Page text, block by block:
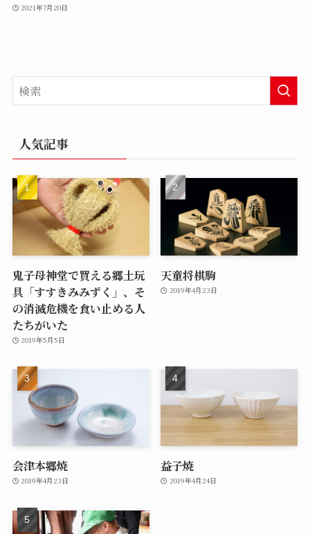
2021年7月20日
人気記事
鬼子母神堂で買える郷土玩
具「すすきみみずく」、そ
の消滅危機を食い止める人
たちがいた
2019年5月5日
天童将棋駒
2019年4月23日
会津本郷焼
2019年4月23日
益子焼
2019年4月24日